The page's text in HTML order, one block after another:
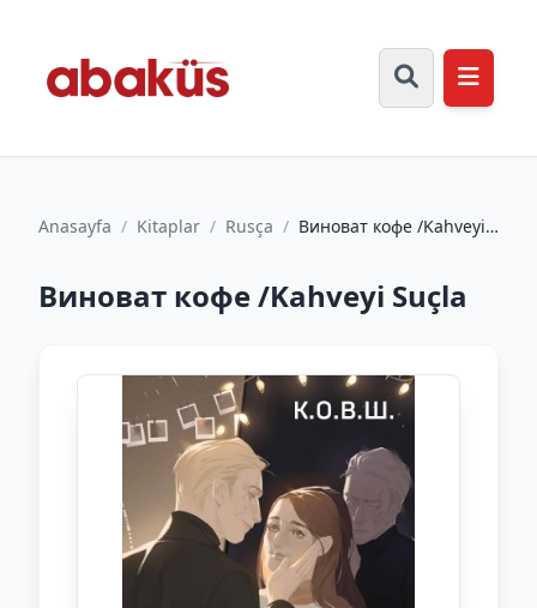
Anasayfa / Kitaplar / Rusça / Виноват кофе /Kahveyi
Виноват кофе /Kahveyi Suçla